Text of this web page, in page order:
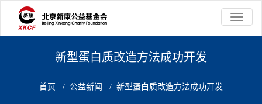
切
换
航
新型蛋白质改造方法成功开发
首页 / 公益新闻 / 新型蛋白质改造方法成功开发